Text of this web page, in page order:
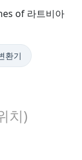
of 라트비아
환기
치)